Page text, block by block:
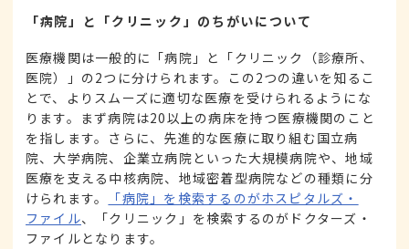
「病院」と「クリニック」のちがいについて
医療機関は一般的に「病院」と「クリニック（診療所、
医院）」の2つに分けられます。この2つの違いを知るこ
とで、よりスムーズに適切な医療を受けられるようにな
ります。まず病院は20以上の病床を持つ医療機関のこと
を指します。さらに、先進的な医療に取り組む国立病
院、大学病院、企業立病院といった大規模病院や、地域
医療を支える中核病院、地域密着型病院などの種類に分
けられます。
「病院」を検索するのがホスピタルズ・
ファイル、「クリニック」を検索するのがドクターズ・
ファイルとなります。